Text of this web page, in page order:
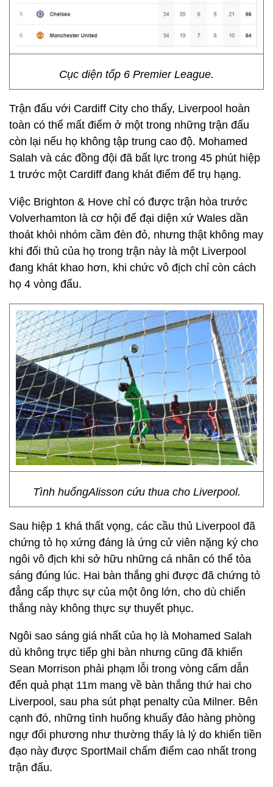
Cục diện tốp 6 Premier League.
Trận đấu với Cardiff City cho thấy, Liverpool hoàn
toàn có thể mất điểm ở một trong những trận đấu
còn lại nếu họ không tập trung cao độ. Mohamed
Salah và các đồng đội đã bất lực trong 45 phút hiệp
1 trước một Cardiff đang khát điểm để trụ hạng.
Việc Brighton & Hove chỉ có được trận hòa trước
Volverhamton là cơ hội để đại diện xứ Wales dần
thoát khỏi nhóm cầm đèn đỏ, nhưng thật không may
khi đối thủ của họ trong trận này là một Liverpool
đang khát khao hơn, khi chức vô địch chỉ còn cách
họ 4 vòng đấu.
Tình huốngAlisson cứu thua cho Liverpool.
Sau hiệp 1 khá thất vọng, các cầu thủ Liverpool đã
chứng tỏ họ xứng đáng là ứng cử viên nặng ký cho
ngôi vô địch khi sở hữu những cá nhân có thể tỏa
sáng đúng lúc. Hai bàn thắng ghi được đã chứng tỏ
đẳng cấp thực sự của một ông lớn, cho dù chiến
thắng này không thực sự thuyết phục.
Ngôi sao sáng giá nhất của họ là Mohamed Salah
dù không trực tiếp ghi bàn nhưng cũng đã khiến
Sean Morrison phải phạm lỗi trong vòng cấm dẫn
đến quả phạt 11m mang về bàn thắng thứ hai cho
Liverpool, sau pha sút phạt penalty của Milner. Bên
cạnh đó, những tình huống khuấy đảo hàng phòng
ngự đối phương như thường thấy là lý do khiến tiền
đạo này được SportMail chấm điểm cao nhất trong
trận đấu.